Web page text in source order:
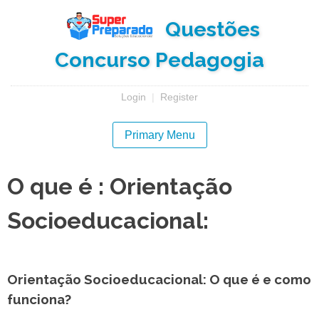
Questões
Concurso Pedagogia
Login | Register
Primary Menu
O que é : Orientação
Socioeducacional:
Orientação Socioeducacional: O que é e como
funciona?